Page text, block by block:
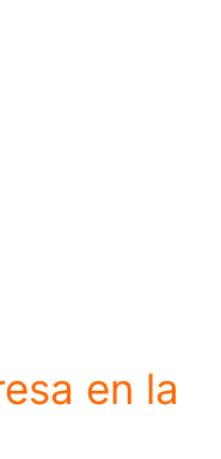
en la